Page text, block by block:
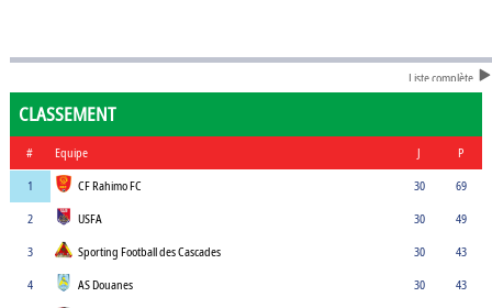
Liste complète
CLASSEMENT
# Equipe J
P
1
CF Rahimo FC 30
69
2
USFA 30
49
3
Sporting Football des Cascades 30
43
4
AS Douanes 30
43